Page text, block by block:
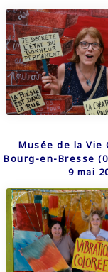
Musée de la Vie
Bourg-en-Bresse
9 mai